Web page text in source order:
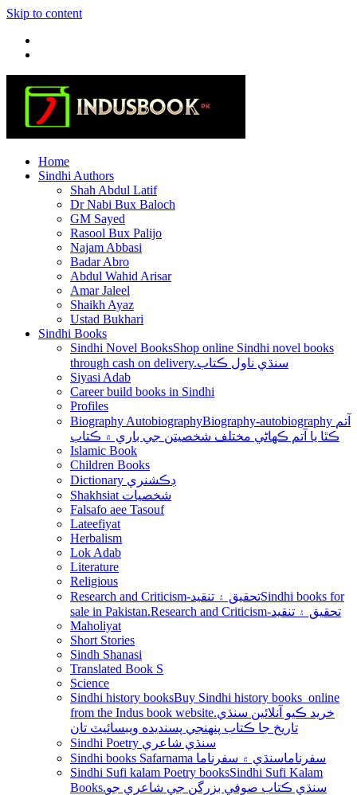
Skip to content
Home
Sindhi Authors
Shah Abdul Latif
Dr Nabi Bux Baloch
GM Sayed
Rasool Bux Palijo
Najam Abbasi
Badar Abro
Abdul Wahid Arisar
Amar Jaleel
Shaikh Ayaz
Ustad Bukhari
Sindhi Books
Sindhi Novel BooksShop online Sindhi novel books
through cash on delivery.سنڌي ناول ڪتاب
Siyasi Adab
Career build books in Sindhi
Profiles
Biography AutobiographyBiography-autobiography آتم
ڪٿا يا آتم ڪھاڻي مختلف شخصيتن جي باري ۾ ڪتاب
Islamic Book
Children Books
Dictionary ڊڪشنري
Shakhsiat شخصيات
Falsafo aee Tasouf
Lateefiyat
Herbalism
Lok Adab
Literature
Religious
Research and Criticism-تحقيق ۽ تنقيدSindhi books for
sale in Pakistan.Research and Criticism-تحقيق ۽ تنقيد
Maholiyat
Short Stories
Sindh Shanasi
Translated Book S
Science
Sindhi history booksBuy Sindhi history books online
from the Indus book website.خريد ڪيو آنلائين سنڌي
تاريخ جا ڪتاب پنھنجي پسنديده ويبسائيٽ تان
Sindhi Poetry سنڌي شاعري
Sindhi books Safarnama سفرناماسنڌي ۾ سفرناما
Sindhi Sufi kalam Poetry booksSindhi Sufi Kalam
Books.سنڌي ڪتاب صوفي بزرگن جي شاعري جو